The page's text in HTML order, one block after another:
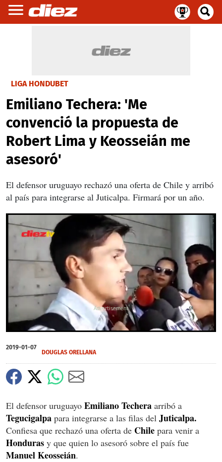
LIGA HONDUBET
Emiliano Techera: 'Me
convenció la propuesta de
Robert Lima y Keosseián me
asesoró'
El defensor uruguayo rechazó una oferta de Chile y arribó
al país para integrarse al Juticalpa. Firmará por un año.
of
1
24
seconds
X
2019-01-07
DOUGLAS ORELLANA
El defensor uruguayo Emiliano Techera arribó a
Tegucigalpa para integrarse a las filas del Juticalpa.
Confiesa que rechazó una oferta de Chile para venir a
Honduras y que quien lo asesoró sobre el país fue
Manuel Keosseián.